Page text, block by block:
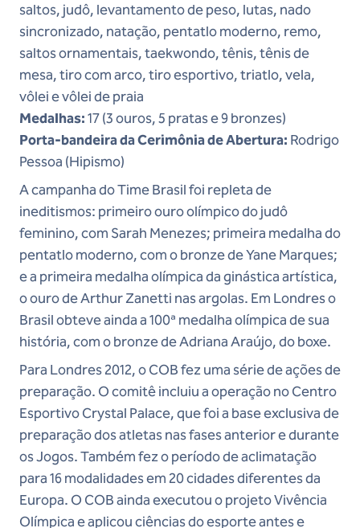
saltos, judô, levantamento de peso, lutas, nado
sincronizado, natação, pentatlo moderno, remo,
saltos ornamentais, taekwondo, tênis, tênis de
mesa, tiro com arco, tiro esportivo, triatlo, vela,
vôlei e vôlei de praia
Medalhas:17 (3 ouros, 5 pratas e 9 bronzes)
Porta-bandeira da Cerimônia de Abertura: Rodrigo
Pessoa (Hipismo)
A campanha do Time Brasil foi repleta de
ineditismos: primeiro ouro olímpico do judô
feminino, com Sarah Menezes; primeira medalha do
pentatlo moderno, com o bronze de Yane Marques;
e a primeira medalha olímpica da ginástica artística,
o ouro de Arthur Zanetti nas argolas. Em Londres o
Brasil obteve ainda a 100ª medalha olímpica de sua
história, com o bronze de Adriana Araújo, do boxe.
Para Londres 2012, o COB fez uma série de ações de
preparação. O comitê incluiu a operação no Centro
Esportivo Crystal Palace, que foi a base exclusiva de
preparação dos atletas nas fases anterior e durante
os Jogos. Também fez o período de aclimatação
para 16 modalidades em 20 cidades diferentes da
Europa. O COB ainda executou o projeto Vivência
Olímpica e aplicou ciências do esporte antes e